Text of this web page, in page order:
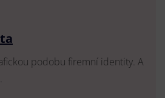
podobu firemní identity. A